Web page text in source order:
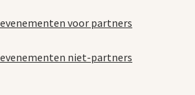
voor partners
niet-partners